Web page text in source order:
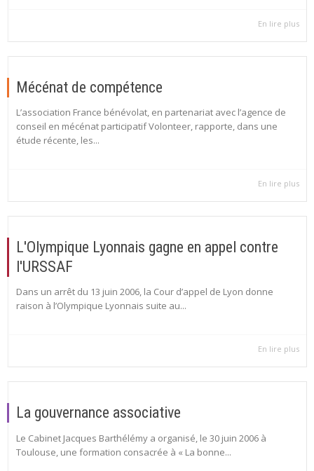
En lire plus
Mécénat de compétence
L’association France bénévolat, en partenariat avec l’agence de
conseil en mécénat participatif Volonteer, rapporte, dans une
étude récente, les...
En lire plus
L'Olympique Lyonnais gagne en appel contre
l'URSSAF
Dans un arrêt du 13 juin 2006, la Cour d’appel de Lyon donne
raison à l’Olympique Lyonnais suite au...
En lire plus
La gouvernance associative
Le Cabinet Jacques Barthélémy a organisé, le 30 juin 2006 à
Toulouse, une formation consacrée à « La bonne...